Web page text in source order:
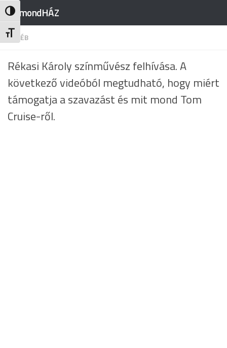
Nagy kontraszt váltása
Betűméret váltása
Skip to content
RajmondHÁZ
EGYÉB
Rékasi Károly színművész felhívása. A
következő videóból megtudható, hogy miért
támogatja a szavazást és mit mond Tom
Cruise-ről.